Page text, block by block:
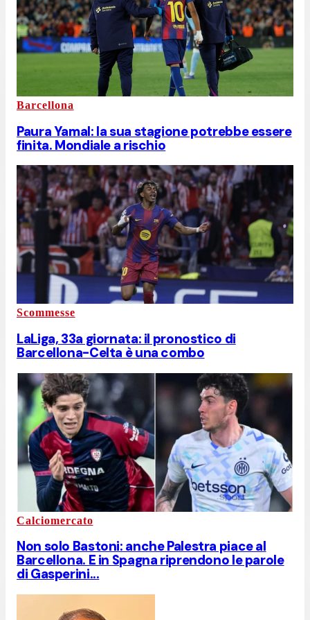
Barcellona
Paura Yamal: la sua stagione potrebbe essere
finita. Mondiale a rischio
Scommesse
LaLiga, 33a giornata: il pronostico di
Barcellona-Celta è una combo
Calciomercato
Non solo Bastoni: anche Palestra piace al
Barcellona. E in Spagna riprendono le parole
di Gasperini...